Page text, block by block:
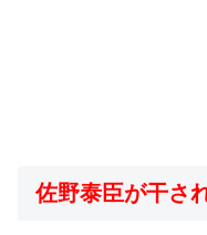
佐野泰臣が干さ